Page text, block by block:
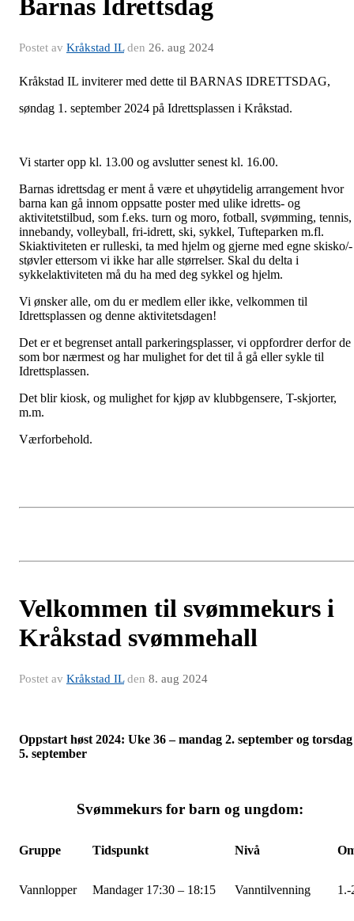
Barnas Idrettsdag
Postet av Kråkstad ILden 26. aug 2024
Kråkstad IL inviterer med dette til BARNAS IDRETTSDAG,
søndag 1. september 2024 på Idrettsplassen i Kråkstad.
Vi starter opp kl. 13.00 og avslutter senest kl. 16.00.
Barnas idrettsdag er ment å være et uhøytidelig arrangement hvor
barna kan gå innom oppsatte poster med ulike idretts- og
aktivitetstilbud, som f.eks. turn og moro, fotball, svømming, tennis,
innebandy, volleyball, fri-idrett, ski, sykkel, Tufteparken m.fl.
Skiaktiviteten er rulleski, ta med hjelm og gjerne med egne skisko/-
støvler ettersom vi ikke har alle størrelser. Skal du delta i
sykkelaktiviteten må du ha med deg sykkel og hjelm.
Vi ønsker alle, om du er medlem eller ikke, velkommen til
Idrettsplassen og denne aktivitetsdagen!
Det er et begrenset antall parkeringsplasser, vi oppfordrer derfor de
som bor nærmest og har mulighet for det til å gå eller sykle til
Idrettsplassen.
Det blir kiosk, og mulighet for kjøp av klubbgensere, T-skjorter,
m.m.
Værforbehold.
Velkommen til svømmekurs i
Kråkstad svømmehall
Postet av Kråkstad ILden 8. aug 2024
Oppstart høst 2024: Uke 36 – mandag 2. september og torsdag
5. september
Svømmekurs for barn og ungdom:
Gruppe Tidspunkt Nivå
Vannlopper Mandager 17:30 – 18:15 Vanntilvenning 1.-